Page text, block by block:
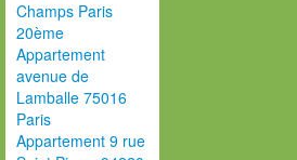
Champs Paris
20ème
Appartement
avenue de
Lamballe 75016
Paris
Appartement 9 rue